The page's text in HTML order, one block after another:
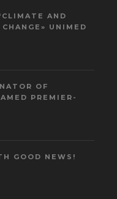
AND
UNIMED
OF
PREMIER-
GOOD NEWS!